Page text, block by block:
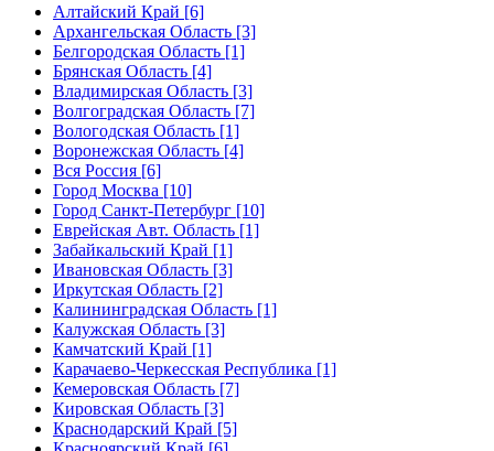
Алтайский Край [6]
Архангельская Область [3]
Белгородская Область [1]
Брянская Область [4]
Владимирская Область [3]
Волгоградская Область [7]
Вологодская Область [1]
Воронежская Область [4]
Вся Россия [6]
Город Москва [10]
Город Санкт-Петербург [10]
Еврейская Авт. Область [1]
Забайкальский Край [1]
Ивановская Область [3]
Иркутская Область [2]
Калининградская Область [1]
Калужская Область [3]
Камчатский Край [1]
Карачаево-Черкесская Республика [1]
Кемеровская Область [7]
Кировская Область [3]
Краснодарский Край [5]